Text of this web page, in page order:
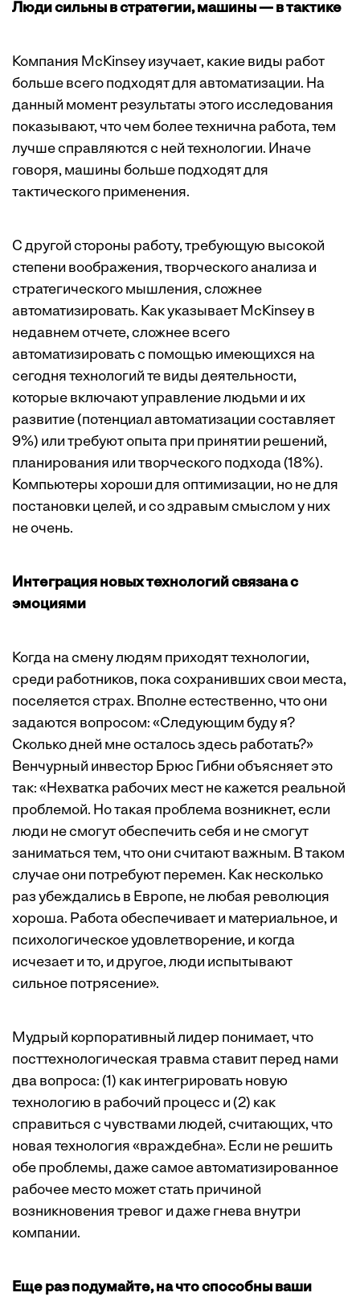
Люди сильны в стратегии, машины — в тактике
Компания McKinsey изучает, какие виды работ
больше всего подходят для автоматизации. На
данный момент результаты этого исследования
показывают, что чем более технична работа, тем
лучше справляются с ней технологии. Иначе
говоря, машины больше подходят для
тактического применения.
С другой стороны работу, требующую высокой
степени воображения, творческого анализа и
стратегического мышления, сложнее
автоматизировать. Как указывает McKinsey в
недавнем отчете, сложнее всего
автоматизировать с помощью имеющихся на
сегодня технологий те виды деятельности,
которые включают управление людьми и их
развитие (потенциал автоматизации составляет
9%) или требуют опыта при принятии решений,
планирования или творческого подхода (18%).
Компьютеры хороши для оптимизации, но не для
постановки целей, и со здравым смыслом у них
не очень.
Интеграция новых технологий связана с
эмоциями
Когда на смену людям приходят технологии,
среди работников, пока сохранивших свои места,
поселяется страх. Вполне естественно, что они
задаются вопросом: «Следующим буду я?
Сколько дней мне осталось здесь работать?»
Венчурный инвестор Брюс Гибни объясняет это
так: «Нехватка рабочих мест не кажется реальной
проблемой. Но такая проблема возникнет, если
люди не смогут обеспечить себя и не смогут
заниматься тем, что они считают важным. В таком
случае они потребуют перемен. Как несколько
раз убеждались в Европе, не любая революция
хороша. Работа обеспечивает и материальное, и
психологическое удовлетворение, и когда
исчезает и то, и другое, люди испытывают
сильное потрясение».
Мудрый корпоративный лидер понимает, что
посттехнологическая травма ставит перед нами
два вопроса: (1) как интегрировать новую
технологию в рабочий процесс и (2) как
справиться с чувствами людей, считающих, что
новая технология «враждебна». Если не решить
обе проблемы, даже самое автоматизированное
рабочее место может стать причиной
возникновения тревог и даже гнева внутри
компании.
Еще раз подумайте, на что способны ваши